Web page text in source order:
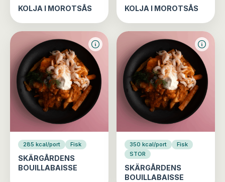
KOLJA I MOROTSÅS KOLJA I MOROTSÅS
285 kcal/port Fisk
SKÄRGÅRDENS
BOUILLABAISSE
350 kcal/port
Fisk
STOR
SKÄRGÅRDENS
BOUILLABAISSE